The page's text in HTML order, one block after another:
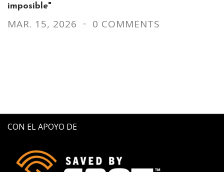
imposible"
MAR. 15, 2026 0 COMMENTS
CON EL APOYO DE